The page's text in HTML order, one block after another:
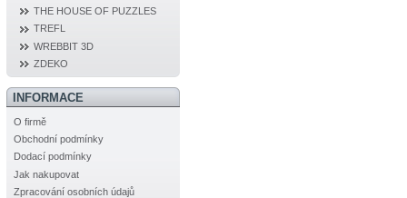
THE HOUSE OF PUZZLES
TREFL
WREBBIT 3D
ZDEKO
INFORMACE
O firmě
Obchodní podmínky
Dodací podmínky
Jak nakupovat
Zpracování osobních údajů